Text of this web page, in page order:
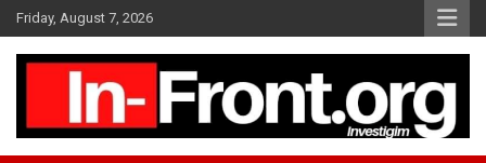
k
Friday, August 7, 2026